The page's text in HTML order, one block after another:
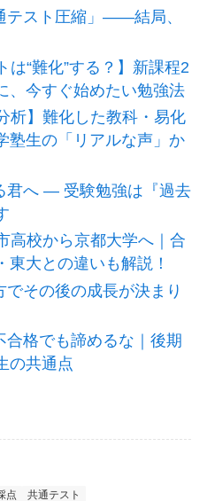
テスト圧縮」――結局、
は“難化”する？】新課程2
、今すぐ始めたい勉強法
析】難化した教科・易化
生の「リアルな声」か
へ ― 受験勉強は『過去
高校から京都大学へ｜合
大との違いも解説！
その後の成長が決まり
合格でも諦めるな｜後期
の共通点
点 共通テスト